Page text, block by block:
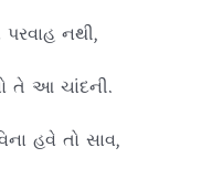
નથી,
તે આ ચાંદની.
હવે તો સાવ,